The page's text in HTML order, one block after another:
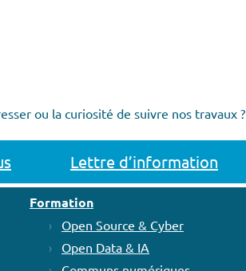
ou la curiosité de suivre nos travaux ?
Lettre d’information
Formation
Open Source & Cyber
Open Data & IA